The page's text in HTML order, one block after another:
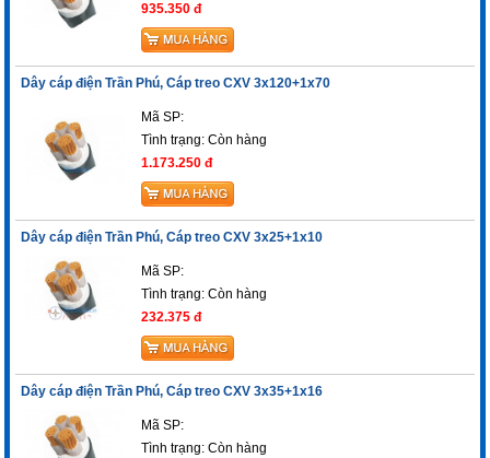
935.350 đ
Dây cáp điện Trần Phú, Cáp treo CXV 3x120+1x70
Mã SP:
Tình trạng:Còn hàng
1.173.250 đ
Dây cáp điện Trần Phú, Cáp treo CXV 3x25+1x10
Mã SP:
Tình trạng:Còn hàng
232.375 đ
Dây cáp điện Trần Phú, Cáp treo CXV 3x35+1x16
Mã SP:
Tình trạng:Còn hàng